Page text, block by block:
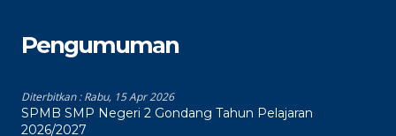
Pengumuman
Diterbitkan :Rabu, 15 Apr 2026
SPMB SMP Negeri 2 Gondang Tahun Pelajaran
2026/2027